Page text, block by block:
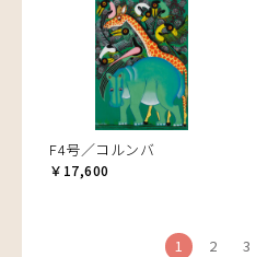
F4号／コルンバ
￥17,600
1 2 3